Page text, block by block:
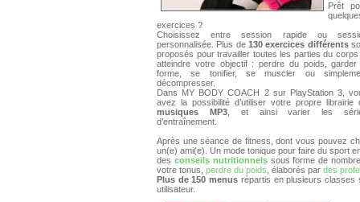
Prêt
exercices ?
Choisissez entre session rapide ou
personnalisée. Plus de 130 exercices différents
proposés pour travailler toutes les parties du corps
atteindre votre objectif : perdre du poids, garder
forme, se tonifier, se muscler ou
décompresser.
Dans MY BODY COACH 2 sur PlayStation 3,
avez la possibilité d’utiliser votre propre librairie
musiques MP3, et ainsi varier les
d’entraînement.
Après une séance de fitness, dont vous pouvez
un(e) ami(e). Un mode tonique pour faire du sport
des conseils nutritionnelssous forme de
votre tonus, perdre du poids , élaborés par des
Plus de 150 menus répartis en plusieurs classes
utilisateur.